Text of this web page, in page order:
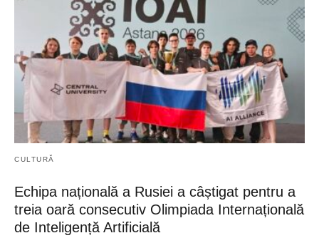
CULTURĂ
Echipa națională a Rusiei a câștigat pentru a
treia oară consecutiv Olimpiada Internațională
de Inteligență Artificială